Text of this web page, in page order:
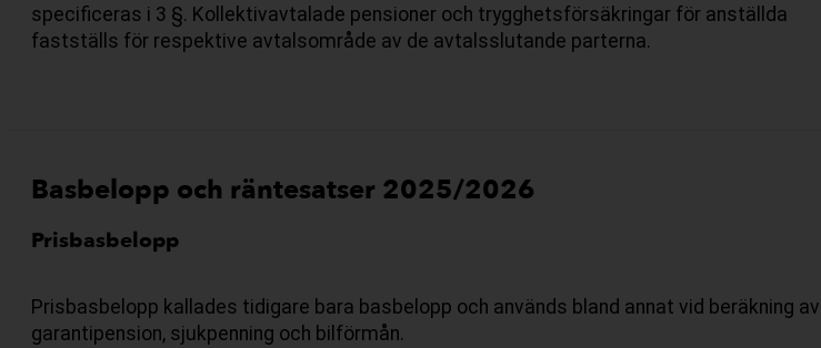
specificeras i 3 §. Kollektivavtalade pensioner och trygghetsförsäkringar för anställda
fastställs för respektive avtalsområde av de avtalsslutande parterna.
Basbelopp och räntesatser 2025/2026
Prisbasbelopp
Prisbasbelopp kallades tidigare bara basbelopp och används bland annat vid beräkning av
garantipension, sjukpenning och bilförmån.